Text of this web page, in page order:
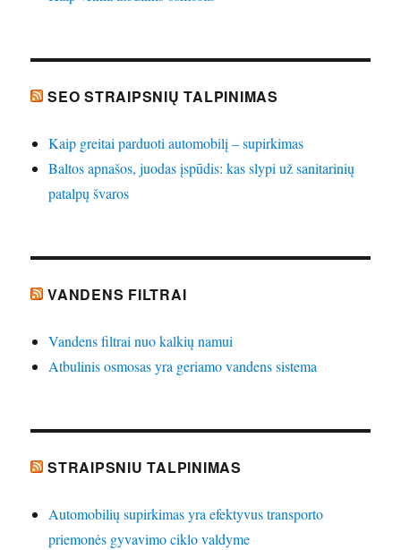
SEO STRAIPSNIŲ TALPINIMAS
Kaip greitai parduoti automobilį – supirkimas
Baltos apnašos, juodas įspūdis: kas slypi už sanitarinių
patalpų švaros
VANDENS FILTRAI
Vandens filtrai nuo kalkių namui
Atbulinis osmosas yra geriamo vandens sistema
STRAIPSNIU TALPINIMAS
Automobilių supirkimas yra efektyvus transporto
priemonės gyvavimo ciklo valdyme